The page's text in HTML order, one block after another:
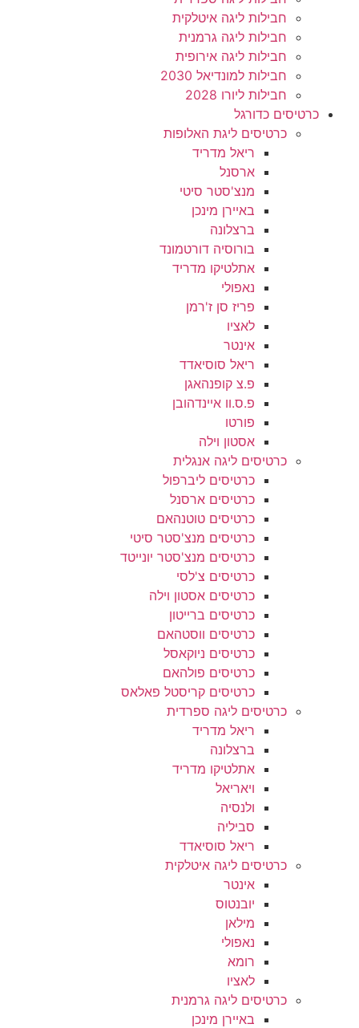
חבילות ליגה איטלקית
חבילות ליגה גרמנית
חבילות ליגה אירופית
חבילות למונדיאל 2030
חבילות ליורו 2028
כרטיסים כדורגל
כרטיסים ליגת האלופות
ריאל מדריד
ארסנל
מנצ'סטר סיטי
באיירן מינכן
ברצלונה
בורוסיה דורטמונד
אתלטיקו מדריד
נאפולי
פריז סן ז'רמן
לאציו
אינטר
ריאל סוסיאדד
פ.צ קופנהאגן
פ.ס.וו איינדהובן
פורטו
אסטון וילה
כרטיסים ליגה אנגלית
כרטיסים ליברפול
כרטיסים ארסנל
כרטיסים טוטנהאם
כרטיסים מנצ'סטר סיטי
כרטיסים מנצ'סטר יונייטד
כרטיסים צ'לסי
כרטיסים אסטון וילה
כרטיסים ברייטון
כרטיסים ווסטהאם
כרטיסים ניוקאסל
כרטיסים פולהאם
כרטיסים קריסטל פאלאס
כרטיסים ליגה ספרדית
ריאל מדריד
ברצלונה
אתלטיקו מדריד
ויאריאל
ולנסיה
סביליה
ריאל סוסיאדד
כרטיסים ליגה איטלקית
אינטר
יובנטוס
מילאן
נאפולי
רומא
לאציו
כרטיסים ליגה גרמנית
באיירן מינכן